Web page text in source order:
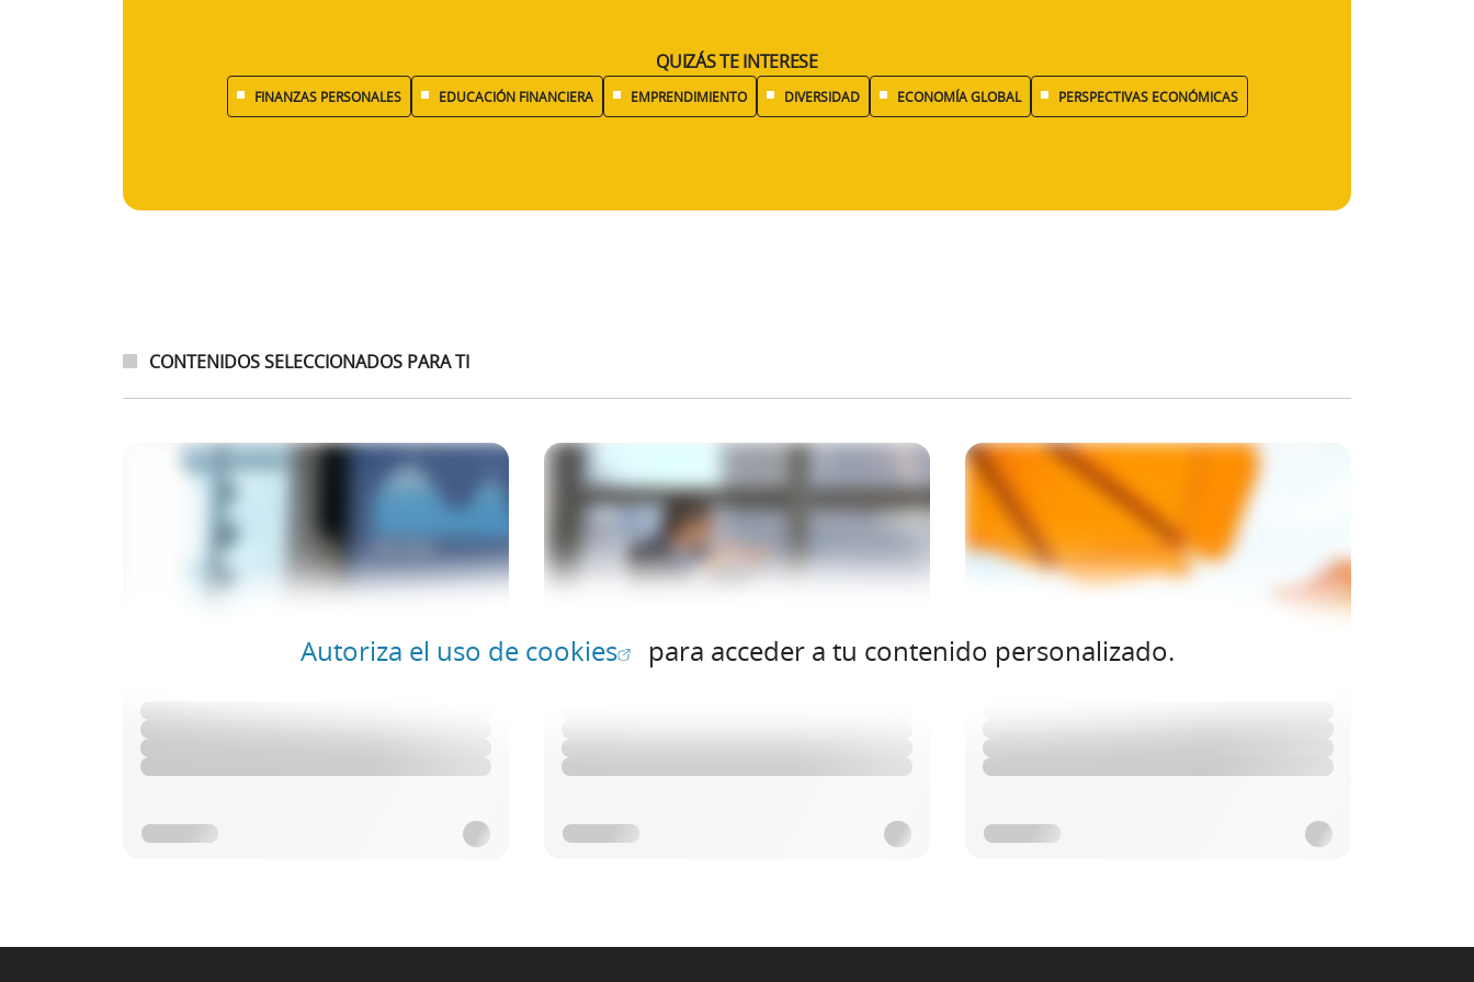
QUIZÁS TE INTERESE
FINANZAS PERSONALES EDUCACIÓN FINANCIERA EMPRENDIMIENTO DIVERSIDAD ECONOMÍA GLOBAL PERSPECTIVAS ECONÓMICAS
CONTENIDOS SELECCIONADOS PARA TI
Autoriza el uso de cookies(Abrir en ventana nueva)
para acceder a tu contenido personalizado.